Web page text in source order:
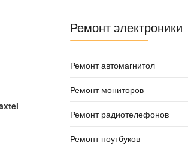
Ремонт электроники
Ремонт автомагнитол
Ремонт мониторов
Ремонт радиотелефонов
Ремонт ноутбуков